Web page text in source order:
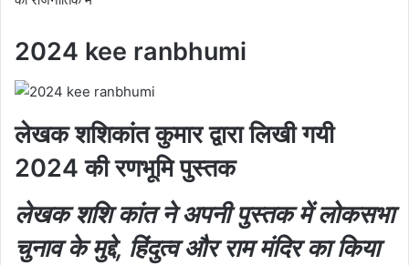
2024 kee ranbhumi
लेखक शशिकांत कुमार द्वारा लिखी गयी
2024 की रणभूमि पुस्तक
लेखक शशि कांत ने अपनी पुस्तक में लोकसभा
चुनाव के मुद्दे, हिंदुत्व और राम मंदिर का किया